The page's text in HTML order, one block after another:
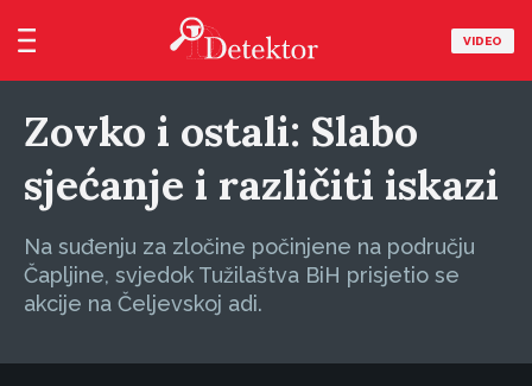
VIDEO
Zovko i ostali: Slabo
sjećanje i različiti iskazi
Na suđenju za zločine počinjene na području
Čapljine, svjedok Tužilaštva BiH prisjetio se
akcije na Čeljevskoj adi.